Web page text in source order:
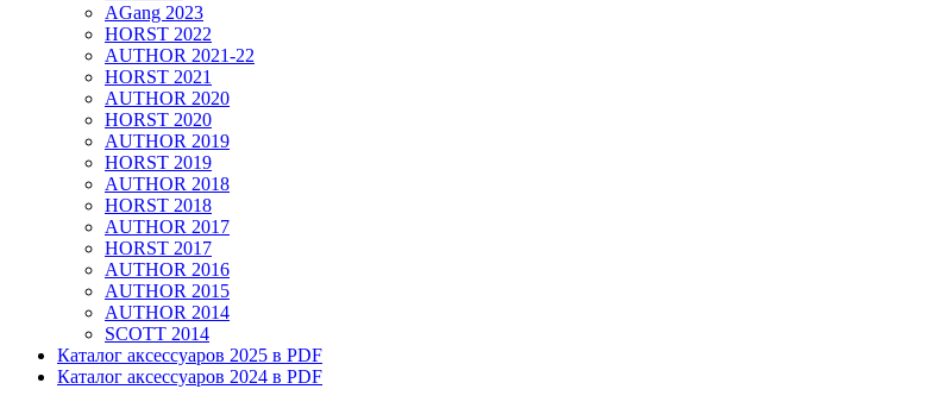
AGang 2023
HORST 2022
AUTHOR 2021-22
HORST 2021
AUTHOR 2020
HORST 2020
AUTHOR 2019
HORST 2019
AUTHOR 2018
HORST 2018
AUTHOR 2017
HORST 2017
AUTHOR 2016
AUTHOR 2015
AUTHOR 2014
SCOTT 2014
Каталог аксессуаров 2025 в PDF
Каталог аксессуаров 2024 в PDF